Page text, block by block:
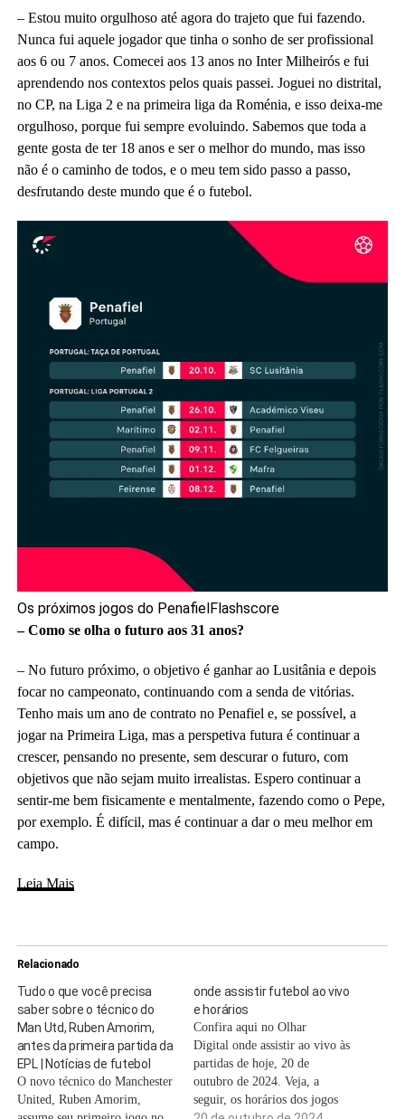
– Estou muito orgulhoso até agora do trajeto que fui fazendo.
Nunca fui aquele jogador que tinha o sonho de ser profissional
aos 6 ou 7 anos. Comecei aos 13 anos no Inter Milheirós e fui
aprendendo nos contextos pelos quais passei. Joguei no distrital,
no CP, na Liga 2 e na primeira liga da Roménia, e isso deixa-me
orgulhoso, porque fui sempre evoluindo. Sabemos que toda a
gente gosta de ter 18 anos e ser o melhor do mundo, mas isso
não é o caminho de todos, e o meu tem sido passo a passo,
desfrutando deste mundo que é o futebol.
Os próximos jogos do Penafiel Flashscore
– Como se olha o futuro aos 31 anos?
– No futuro próximo, o objetivo é ganhar ao Lusitânia e depois
focar no campeonato, continuando com a senda de vitórias.
Tenho mais um ano de contrato no Penafiel e, se possível, a
jogar na Primeira Liga, mas a perspetiva futura é continuar a
crescer, pensando no presente, sem descurar o futuro, com
objetivos que não sejam muito irrealistas. Espero continuar a
sentir-me bem fisicamente e mentalmente, fazendo como o Pepe,
por exemplo. É difícil, mas é continuar a dar o meu melhor em
campo.
Leia Mais
Relacionado
Tudo o que você precisa
saber sobre o técnico do
Man Utd, Ruben Amorim,
antes da primeira partida da
EPL | Notícias de futebol
O novo técnico do Manchester
United, Ruben Amorim,
onde assistir futebol ao vivo
e horários
Confira aqui no Olhar
Digital onde assistir ao vivo às
partidas de hoje, 20 de
outubro de 2024. Veja, a
seguir, os horários dos jogos